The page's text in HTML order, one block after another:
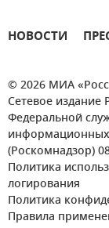
НОВОСТИ
© 2026 МИА
Сетевое издание
Федеральной
(Роскомнадзор)
Политика
логирования
Политика
Правила